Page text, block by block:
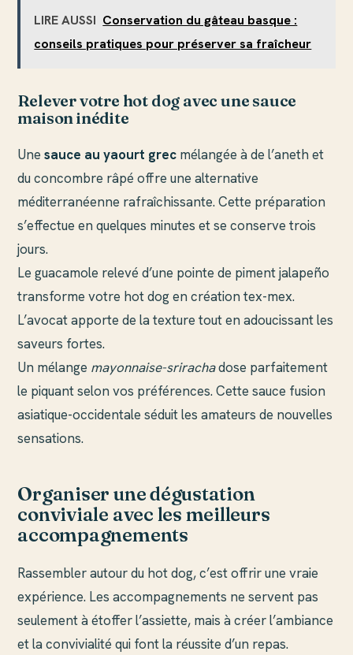
LIRE AUSSI Conservation du gâteau basque :
conseils pratiques pour préserver sa fraîcheur
Relever votre hot dog avec une sauce
maison inédite
Unesauce au yaourt grec mélangée à de l’aneth et
du concombre râpé offre une alternative
méditerranéenne rafraîchissante. Cette préparation
s’effectue en quelques minutes et se conserve trois
jours.
Le guacamole relevé d’une pointe de piment jalapeño
transforme votre hot dog en création tex-mex.
L’avocat apporte de la texture tout en adoucissant les
saveurs fortes.
Un mélange mayonnaise-srirachadose parfaitement
le piquant selon vos préférences. Cette sauce fusion
asiatique-occidentale séduit les amateurs de nouvelles
sensations.
Organiser une dégustation
conviviale avec les meilleurs
accompagnements
Rassembler autour du hot dog, c’est offrir une vraie
expérience. Les accompagnements ne servent pas
seulement à étoffer l’assiette, mais à créer l’ambiance
et la convivialité qui font la réussite d’un repas.